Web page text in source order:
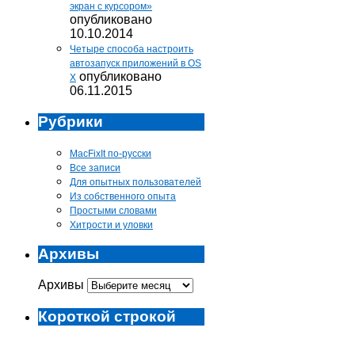
экран с курсором»
опубликовано
10.10.2014
Четыре способа настроить
автозапуск приложений в OS
X опубликовано
06.11.2015
Рубрики
MacFixIt по-русски
Все записи
Для опытных пользователей
Из собственного опыта
Простыми словами
Хитрости и уловки
Архивы
Архивы
Короткой строкой